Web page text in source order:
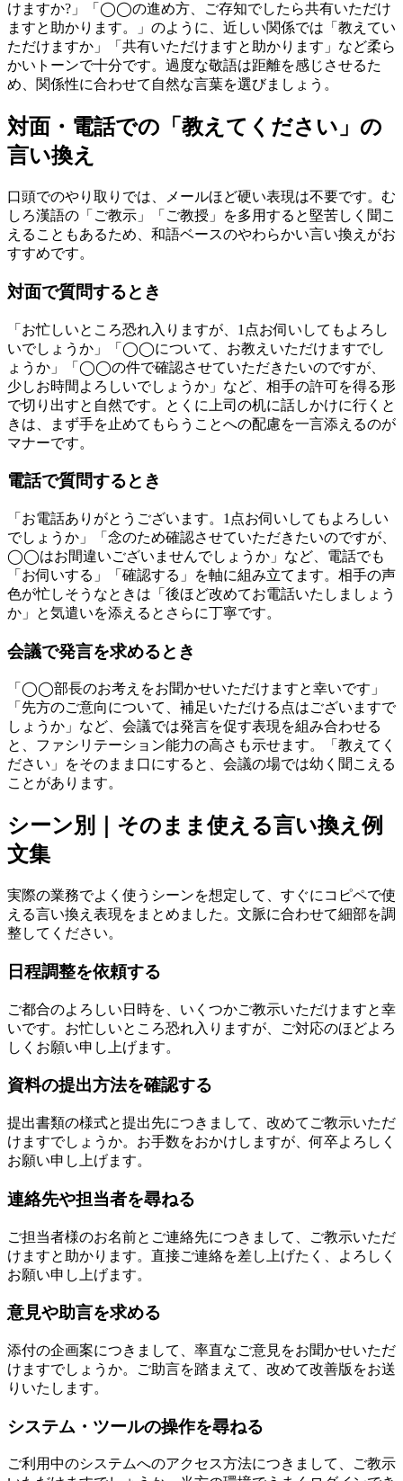
けますか?」「◯◯の進め方、ご存知でしたら共有いただけ
ますと助かります。」のように、近しい関係では「教えてい
ただけますか」「共有いただけますと助かります」など柔ら
かいトーンで十分です。過度な敬語は距離を感じさせるた
め、関係性に合わせて自然な言葉を選びましょう。
対面・電話での「教えてください」の
言い換え
口頭でのやり取りでは、メールほど硬い表現は不要です。む
しろ漢語の「ご教示」「ご教授」を多用すると堅苦しく聞こ
えることもあるため、和語ベースのやわらかい言い換えがお
すすめです。
対面で質問するとき
「お忙しいところ恐れ入りますが、1点お伺いしてもよろし
いでしょうか」「◯◯について、お教えいただけますでし
ょうか」「◯◯の件で確認させていただきたいのですが、
少しお時間よろしいでしょうか」など、相手の許可を得る形
で切り出すと自然です。とくに上司の机に話しかけに行くと
きは、まず手を止めてもらうことへの配慮を一言添えるのが
マナーです。
電話で質問するとき
「お電話ありがとうございます。1点お伺いしてもよろしい
でしょうか」「念のため確認させていただきたいのですが、
◯◯はお間違いございませんでしょうか」など、電話でも
「お伺いする」「確認する」を軸に組み立てます。相手の声
色が忙しそうなときは「後ほど改めてお電話いたしましょう
か」と気遣いを添えるとさらに丁寧です。
会議で発言を求めるとき
「◯◯部長のお考えをお聞かせいただけますと幸いです」
「先方のご意向について、補足いただける点はございますで
しょうか」など、会議では発言を促す表現を組み合わせる
と、ファシリテーション能力の高さも示せます。「教えてく
ださい」をそのまま口にすると、会議の場では幼く聞こえる
ことがあります。
シーン別｜そのまま使える言い換え例
文集
実際の業務でよく使うシーンを想定して、すぐにコピペで使
える言い換え表現をまとめました。文脈に合わせて細部を調
整してください。
日程調整を依頼する
ご都合のよろしい日時を、いくつかご教示いただけますと幸
いです。お忙しいところ恐れ入りますが、ご対応のほどよろ
しくお願い申し上げます。
資料の提出方法を確認する
提出書類の様式と提出先につきまして、改めてご教示いただ
けますでしょうか。お手数をおかけしますが、何卒よろしく
お願い申し上げます。
連絡先や担当者を尋ねる
ご担当者様のお名前とご連絡先につきまして、ご教示いただ
けますと助かります。直接ご連絡を差し上げたく、よろしく
お願い申し上げます。
意見や助言を求める
添付の企画案につきまして、率直なご意見をお聞かせいただ
けますでしょうか。ご助言を踏まえて、改めて改善版をお送
りいたします。
システム・ツールの操作を尋ねる
ご利用中のシステムへのアクセス方法につきまして、ご教示